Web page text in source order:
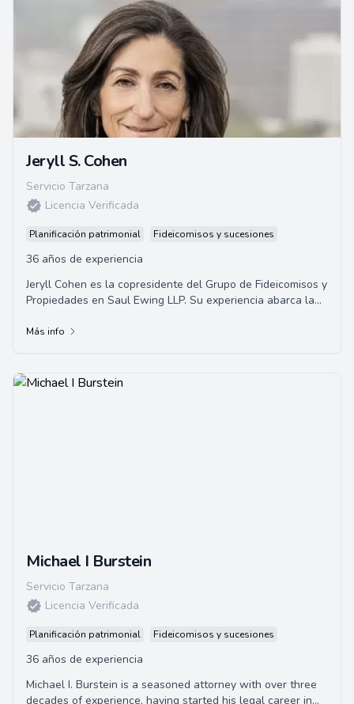
Jeryll S. Cohen
Servicio Tarzana
Licencia Verificada
Planificación patrimonial Fideicomisos y sucesiones
36 años de experiencia
Jeryll Cohen es la copresidente del Grupo de Fideicomisos y
Propiedades en Saul Ewing LLP. Su experiencia abarca la
Más info
Michael I Burstein
Servicio Tarzana
Licencia Verificada
Planificación patrimonial Fideicomisos y sucesiones
36 años de experiencia
Michael I. Burstein is a seasoned attorney with over three
decades of experience, having started his legal career in